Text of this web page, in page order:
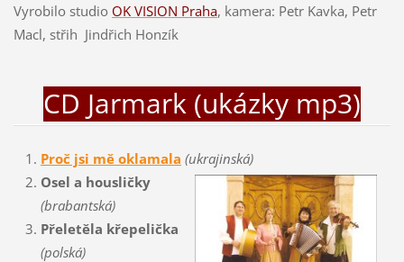
Vyrobilo studio OK VISION Praha, kamera: Petr Kavka, Petr
Macl, střih Jindřich Honzík
CD Jarmark (ukázky mp3)
Proč jsi mě oklamala (ukrajinská)
Osel a housličky
(brabantská)
Přeletěla křepelička
(polská)